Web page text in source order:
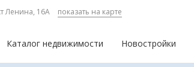
Ленина, 16А показать на карте
Каталог недвижимости Новостройки